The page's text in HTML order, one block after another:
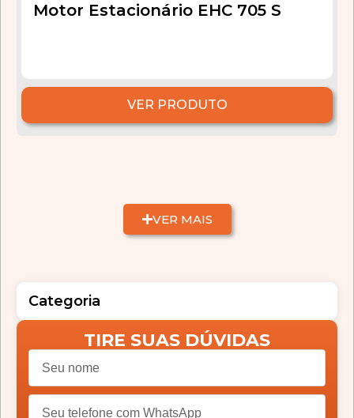
Categoria
TIRE SUAS DÚVIDAS
Motor Estacionário EHC 705 S
VER PRODUTO
VER MAIS